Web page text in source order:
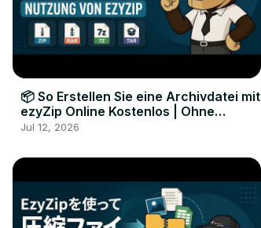
📦 So Erstellen Sie eine Archivdatei mit
ezyZip Online Kostenlos | Ohne
Softwareinstallation
Jul 12, 2026